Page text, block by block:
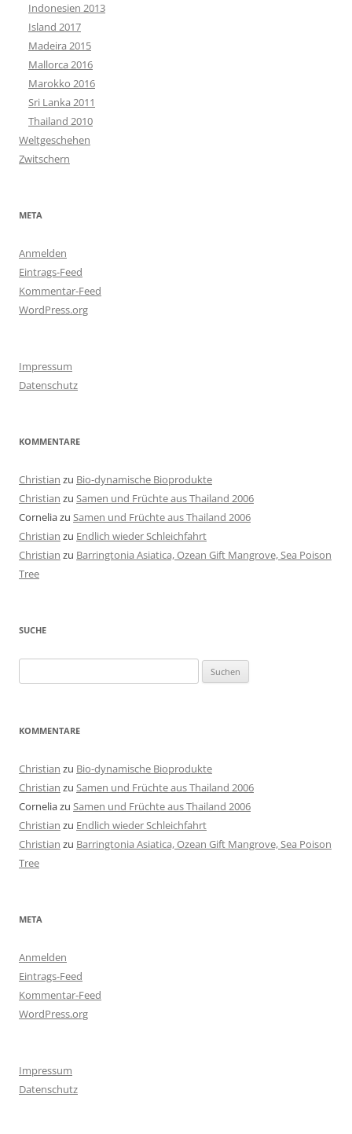
Indonesien 2013
Island 2017
Madeira 2015
Mallorca 2016
Marokko 2016
Sri Lanka 2011
Thailand 2010
Weltgeschehen
Zwitschern
META
Anmelden
Eintrags-Feed
Kommentar-Feed
WordPress.org
Impressum
Datenschutz
KOMMENTARE
Christian zu Bio-dynamische Bioprodukte
Christian zu Samen und Früchte aus Thailand 2006
Corneliazu Samen und Früchte aus Thailand 2006
Christian zu Endlich wieder Schleichfahrt
Christian zu Barringtonia Asiatica, Ozean Gift Mangrove, Sea Poison
Tree
SUCHE
nach:
KOMMENTARE
Christian zu Bio-dynamische Bioprodukte
Christian zu Samen und Früchte aus Thailand 2006
Corneliazu Samen und Früchte aus Thailand 2006
Christian zu Endlich wieder Schleichfahrt
Christian zu Barringtonia Asiatica, Ozean Gift Mangrove, Sea Poison
Tree
META
Anmelden
Eintrags-Feed
Kommentar-Feed
WordPress.org
Impressum
Datenschutz